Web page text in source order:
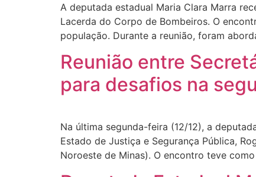
A deputada estadual Maria Clara Marra
Lacerda do Corpo de Bombeiros. O
população. Durante a reunião, foram
Reunião entre
para desafios na
Na última segunda-feira (12/12), a
Estado de Justiça e Segurança Pública,
Noroeste de Minas). O encontro teve